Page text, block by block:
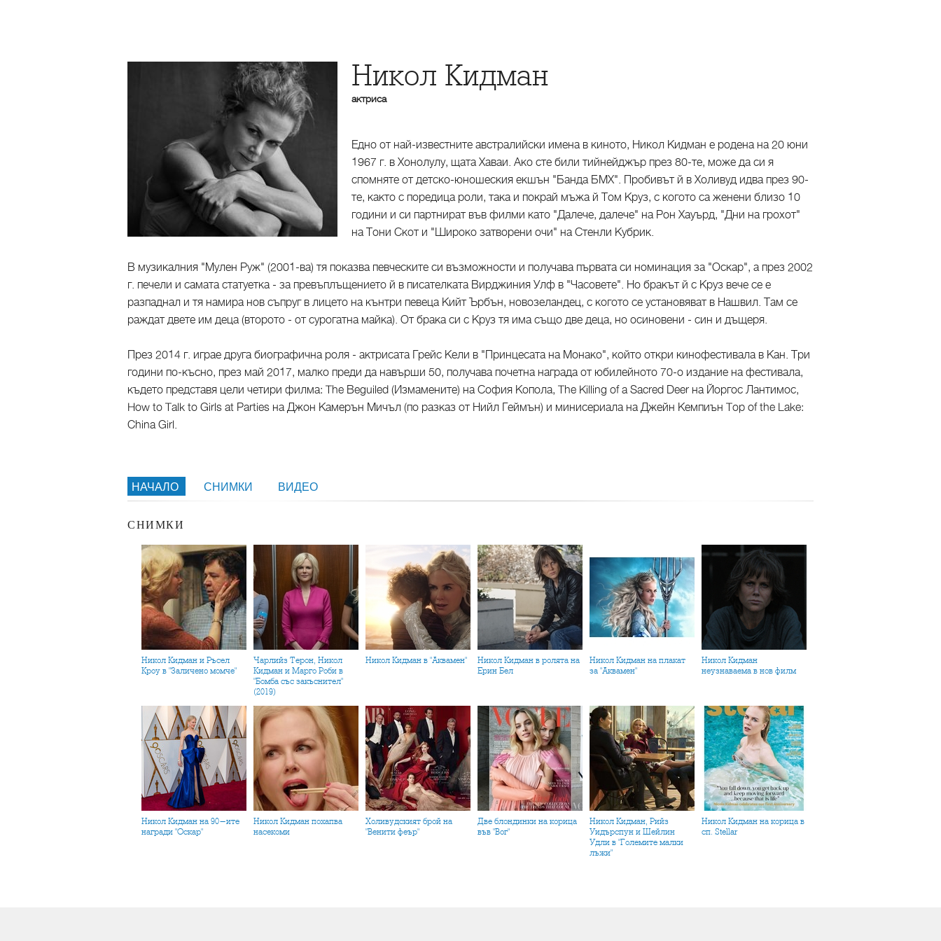
Никол Кидман
актриса
Едно от най-известните австралийски имена в киното, Никол Кидман е родена на 20 юни
1967 г. в Хонолулу, щата Хаваи. Ако сте били тийнейджър през 80-те, може да си я
спомняте от детско-юношеския екшън "Банда БМХ". Пробивът й в Холивуд идва през 90-
те, както с поредица роли, така и покрай мъжа й Том Круз, с когото са женени близо 10
години и си партнират във филми като "Далече, далече" на Рон Хауърд, "Дни на грохот"
на Тони Скот и "Широко затворени очи" на Стенли Кубрик.
В музикалния "Мулен Руж" (2001-ва) тя показва певческите си възможности и получава първата си номинация за "Оскар", а през 2002
г. печели и самата статуетка - за превъплъщението й в писателката Вирджиния Улф в "Часовете". Но бракът й с Круз вече се е
разпаднал и тя намира нов съпруг в лицето на кънтри певеца Кийт Ърбън, новозеландец, с когото се установяват в Нашвил. Там се
раждат двете им деца (второто - от сурогатна майка). От брака си с Круз тя има също две деца, но осиновени - син и дъщеря.
През 2014 г. играе друга биографична роля - актрисата Грейс Кели в "Принцесата на Монако", който откри кинофестивала в Кан. Три
години по-късно, през май 2017, малко преди да навърши 50, получава почетна награда от юбилейното 70-о издание на фестивала,
където представя цели четири филма: The Beguiled (Измамените) на София Копола, The Killing of a Sacred Deer на Йоргос Лантимос,
How to Talk to Girls at Parties на Джон Камерън Мичъл (по разказ от Нийл Геймън) и минисериала на Джейн Кемпиън Top of the Lake:
China Girl.
НАЧАЛО СНИМКИ ВИДЕО
СНИМКИ
Никол Кидман и Ръсел
Кроу в "Заличено момче"
Чарлийз Терон, Никол
Кидман и Марго Роби в
"Бомба със закъснител"
(2019)
Никол Кидман в "Аквамен"
Никол Кидман в ролята на
Ерин Бел
Никол Кидман на плакат
за "Аквамен"
Никол Кидман
неузнаваема в нов филм
Никол Кидман на 90-ите
награди "Оскар"
Никол Кидман похапва
насекоми
Холивудският брой на
"Венити феър"
Две блондинки на корица
във "Вог"
Никол Кидман, Рийз
Уидърспун и Шейлин
Удли в "Големите малки
лъжи"
Никол Кидман на корица в
сп. Stellar